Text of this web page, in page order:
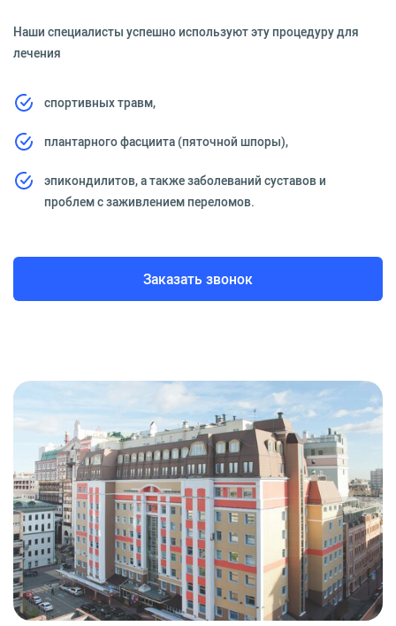
Наши специалисты успешно используют эту процедуру для
лечения
спортивных травм,
плантарного фасциита (пяточной шпоры),
эпикондилитов, а также заболеваний суставов и
проблем с заживлением переломов.
Заказать звонок